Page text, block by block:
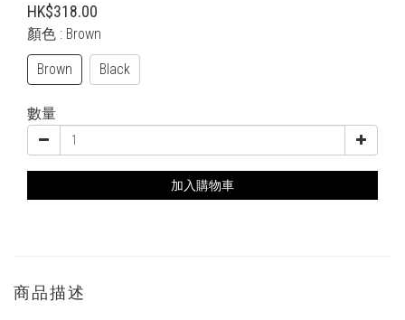
HK$318.00
顏色 : Brown
Brown Black
數量
加入購物車
商品描述